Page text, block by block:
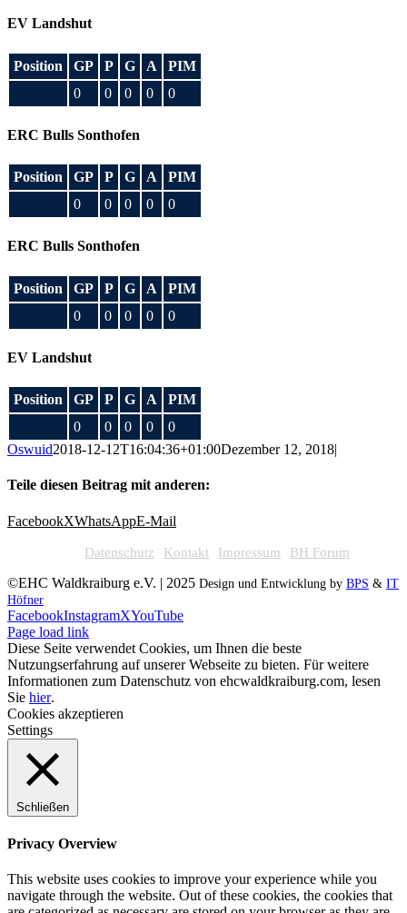
EV Landshut
Position GP P G A
PIM
0
0 0 0 0
ERC Bulls Sonthofen
Position GP P G A
PIM
0
0 0 0 0
ERC Bulls Sonthofen
Position GP P G A
PIM
0
0 0 0 0
EV Landshut
Position GP P G A
PIM
0
0 0 0
0
Oswuid2018-12-12T16:04:36+01:00Dezember 12, 2018|
Teile diesen Beitrag mit anderen:
FacebookXWhatsAppE-Mail
Datenschutz Kontakt Impressum BH Forum
©EHC Waldkraiburg e.V. | 2025 Design und Entwicklung by BPS & IT
Höfner
FacebookInstagramXYouTube
Page load link
Diese Seite verwendet Cookies, um Ihnen die beste
Nutzungserfahrung auf unserer Webseite zu bieten. Für weitere
Informationen zum Datenschutz von ehcwaldkraiburg.com, lesen
Sie hier.
Cookies akzeptieren
Settings
Schließen
Privacy Overview
This website uses cookies to improve your experience while you
navigate through the website. Out of these cookies, the cookies that